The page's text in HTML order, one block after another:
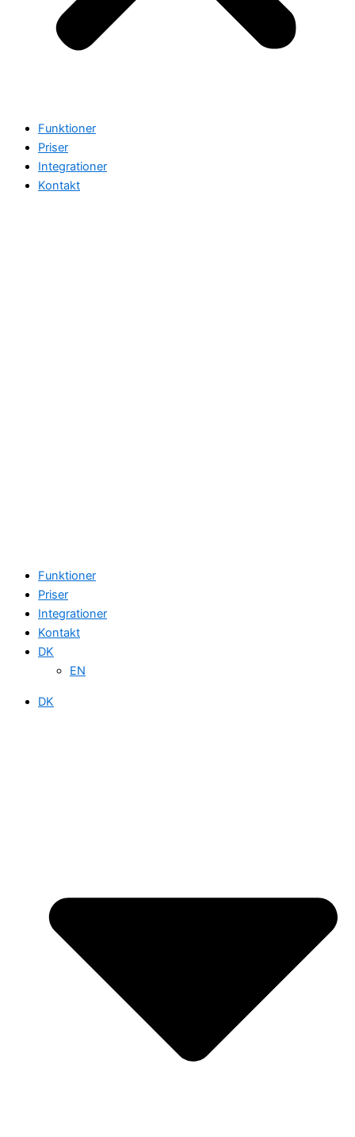
Funktioner
Priser
Integrationer
Kontakt
Funktioner
Priser
Integrationer
Kontakt
DK
EN
DK